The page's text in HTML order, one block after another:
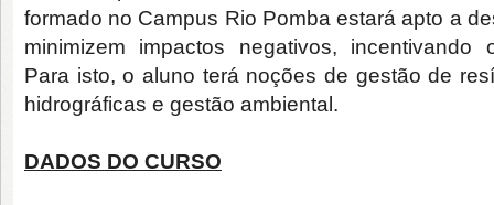
formado no Campus Rio Pomba estará apto a
minimizem impactos negativos, incentivando
Para isto, o aluno terá noções de gestão de
hidrográficas e gestão ambiental.
DADOS DO CURSO